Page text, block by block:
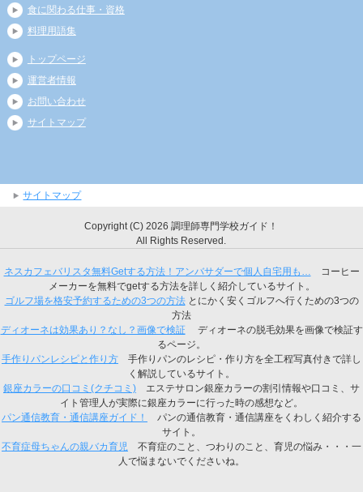
食に関わる仕事・資格
料理用語集
トップページ
運営者情報
お問い合わせ
サイトマップ
サイトマップ
Copyright (C) 2026 調理師専門学校ガイド！
All Rights Reserved.
ネスカフェバリスタ無料Getする方法！アンバサダーで個人自宅用も…
コーヒー
メーカーを無料でgetする方法を詳しく紹介しているサイト。
ゴルフ場を格安予約するための3つの方法とにかく安くゴルフへ行くための3つの
方法
ディオーネは効果あり？なし？画像で検証ディオーネの脱毛効果を画像で検証す
るページ。
手作りパンレシピと作り方 手作りパンのレシピ・作り方を全工程写真付きで詳し
く解説しているサイト。
銀座カラーの口コミ(クチコミ) エステサロン銀座カラーの割引情報や口コミ、サ
イト管理人が実際に銀座カラーに行った時の感想など。
パン通信教育・通信講座ガイド！
パンの通信教育・通信講座をくわしく紹介する
サイト。
不育症母ちゃんの親バカ育児
不育症のこと、つわりのこと、育児の悩み・・・一
人で悩まないでくださいね。